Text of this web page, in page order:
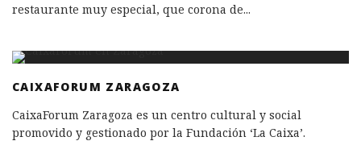
restaurante muy especial, que corona de...
CAIXAFORUM ZARAGOZA
CaixaForum Zaragoza es un centro cultural y social
promovido y gestionado por la Fundación ‘La Caixa’.